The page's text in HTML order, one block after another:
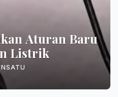
Informasi Menarik
Gaya Hidup Kini
ADMINSATU